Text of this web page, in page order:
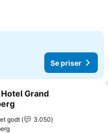
Se priser
til favoritter
Grand
godt
3.050